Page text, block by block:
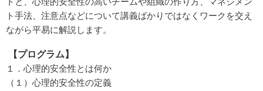
ト手法、注意点などについて講義ばかりではなくワークを交え
ながら平易に解説します。
【プログラム】
１．心理的安全性とは何か
（１）心理的安全性の定義